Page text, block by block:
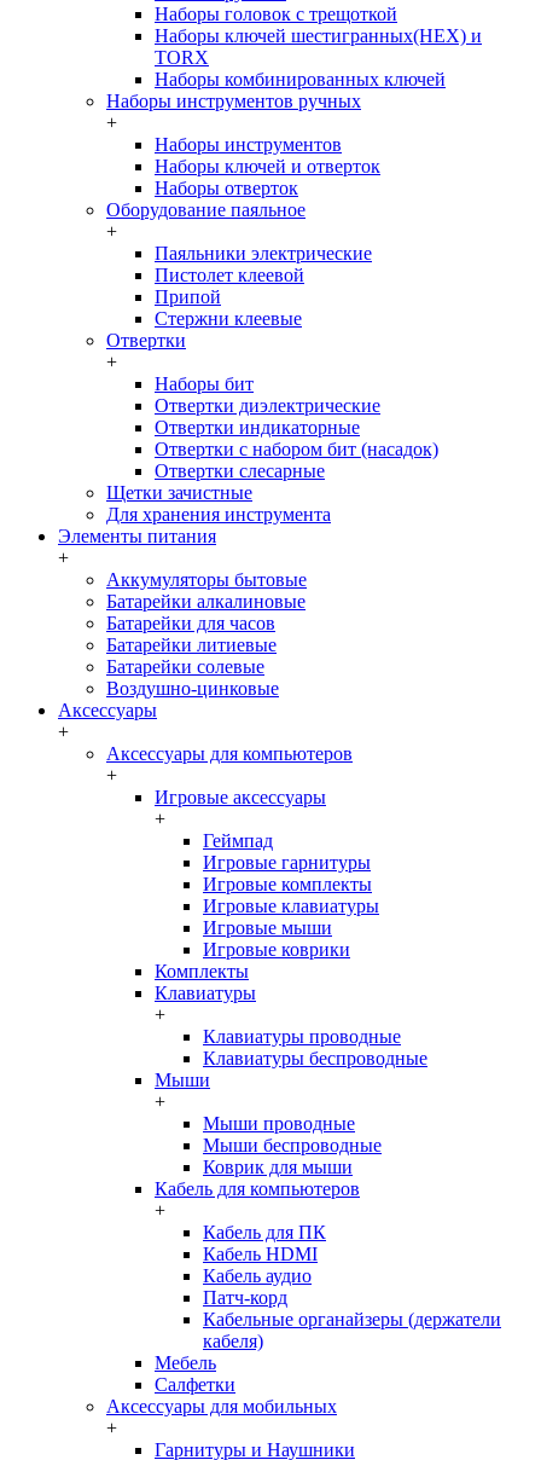
Наборы головок c трещоткой
Наборы ключей шестигранных(HEX) и
TORX
Наборы комбинированных ключей
Наборы инструментов ручных
+
Наборы инструментов
Наборы ключей и отверток
Наборы отверток
Оборудование паяльное
+
Паяльники электрические
Пистолет клеевой
Припой
Стержни клеевые
Отвертки
+
Наборы бит
Отвертки диэлектрические
Отвертки индикаторные
Отвертки с набором бит (насадок)
Отвертки слесарные
Щетки зачистные
Для хранения инструмента
Элементы питания
+
Аккумуляторы бытовые
Батарейки алкалиновые
Батарейки для часов
Батарейки литиевые
Батарейки солевые
Воздушно-цинковые
Аксессуары
+
Аксессуары для компьютеров
+
Игровые аксессуары
+
Геймпад
Игровые гарнитуры
Игровые комплекты
Игровые клавиатуры
Игровые мыши
Игровые коврики
Комплекты
Клавиатуры
+
Клавиатуры проводные
Клавиатуры беспроводные
Мыши
+
Мыши проводные
Мыши беспроводные
Коврик для мыши
Кабель для компьютеров
+
Кабель для ПК
Кабель HDMI
Кабель аудио
Патч-корд
Кабельные органайзеры (держатели
кабеля)
Мебель
Салфетки
Аксессуары для мобильных
+
Гарнитуры и Наушники